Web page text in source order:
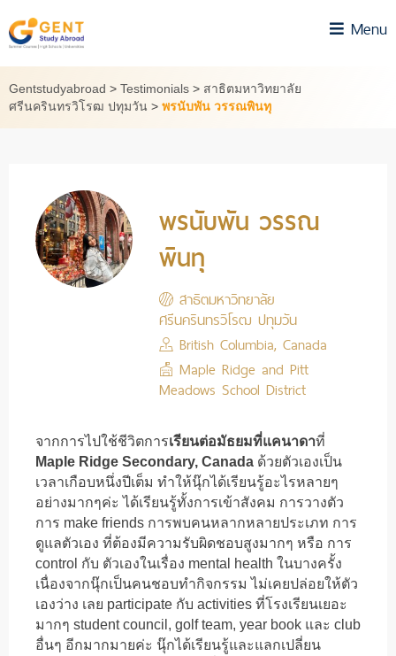
to
content
Menu
Gentstudyabroad > Testimonials > สาธิตมหาวิทยาลัย
ศรีนครินทรวิโรฒ ปทุมวัน > พรนับพัน วรรณพินทุ
พรนับพัน วรรณ
พินทุ
สาธิตมหาวิทยาลัย
ศรีนครินทรวิโรฒ ปทุมวัน
British Columbia, Canada
Maple Ridge and Pitt
Meadows School District
จากการไปใช้ชีวิตการเรียนต่อมัธยมที่แคนาดาที่
Maple Ridge Secondary, Canada ด้วยตัวเองเป็น
เวลาเกือบหนึ่งปีเต็ม ทำให้นุ๊กได้เรียนรู้อะไรหลายๆ
อย่างมากๆค่ะ ได้เรียนรู้ทั้งการเข้าสังคม การวางตัว
การ make friends การพบคนหลากหลายประเภท การ
ดูแลตัวเอง ที่ต้องมีความรับผิดชอบสูงมากๆ หรือ การ
control กับ ตัวเองในเรื่อง mental health ในบางครั้ง
เนื่องจากนุ๊กเป็นคนชอบทำกิจกรรม ไม่เคยปล่อยให้ตัว
เองว่าง เลย participate กับ activities ที่โรงเรียนเยอะ
มากๆ student council, golf team, year book และ club
อื่นๆ อีกมากมายค่ะ นุ๊กได้เรียนรู้และแลกเปลี่ยน